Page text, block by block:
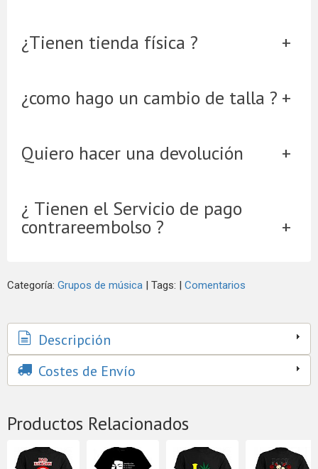
¿Tienen tienda física ?
¿como hago un cambio de talla ?
Quiero hacer una devolución
¿ Tienen el Servicio de pago
contrareembolso ?
Categoría: Grupos de música Tags: Comentarios
Descripción
Costes de Envío
Productos Relacionados